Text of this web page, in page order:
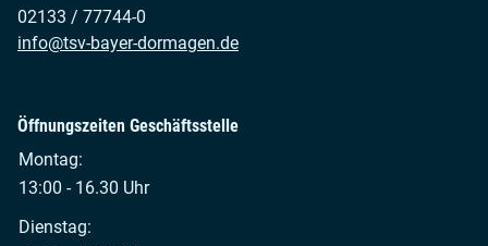
02133 / 77744-0
info@tsv-bayer-dormagen.de
Öffnungszeiten Geschäftsstelle
Montag:
13:00 - 16.30 Uhr
Dienstag: